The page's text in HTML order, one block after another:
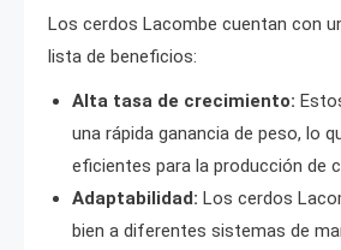
Los cerdos Lacombe cuentan con
lista de beneficios:
Alta tasa de crecimiento:
una rápida ganancia de peso, lo
eficientes para la producción de
Adaptabilidad: Los cerdos
bien a diferentes sistemas de